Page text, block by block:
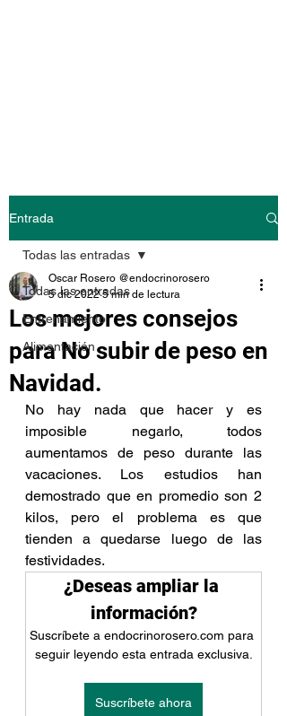
Entrada
Todas las entradas
Entrenamiento
Alimentación
Todas las entradas
Los mejores consejos
para No subir de peso en
Navidad.
Oscar Rosero @endocrinorosero
5 dic 2022 5 min de lectura
No hay nada que hacer y es
imposible negarlo, todos
aumentamos de peso durante las
vacaciones. Los estudios han
demostrado que en promedio son 2
kilos, pero el problema es que
tienden a quedarse luego de las
festividades.
¿Deseas ampliar la
información?
Suscríbete a endocrinorosero.com para
seguir leyendo esta entrada exclusiva.
Suscríbete ahora